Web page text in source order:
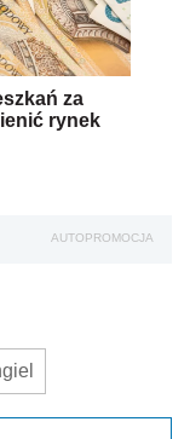
za
rynek
AUTOPROMOCJA